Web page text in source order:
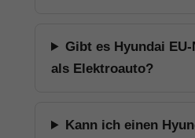
Gibt es Hyundai
als Elektroauto?
Kann ich einen